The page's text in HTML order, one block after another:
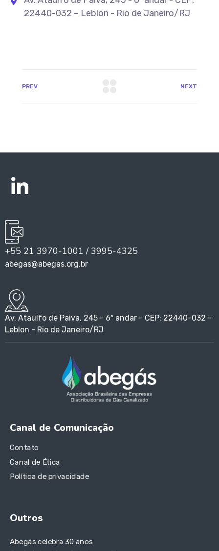
22440-032 – Leblon - Rio de Janeiro/RJ
PREV NEXT
+55 21 3970-1001 / 3995-4325
abegas@abegas.org.br
Av. Ataulfo de Paiva, 245 - 6º andar - CEP: 22440-032 –
Leblon - Rio de Janeiro/RJ
Canal de Comunicação
Contato
Canal de Ética
Política de privacidade
Outros
Abegás celebra 30 anos